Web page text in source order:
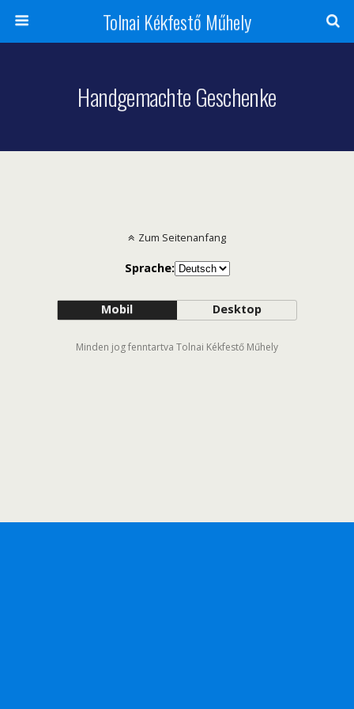
Tolnai Kékfestő Műhely
Handgemachte Geschenke
Zum Seitenanfang
Sprache:
Mobil Desktop
Minden jog fenntartva Tolnai Kékfestő Műhely